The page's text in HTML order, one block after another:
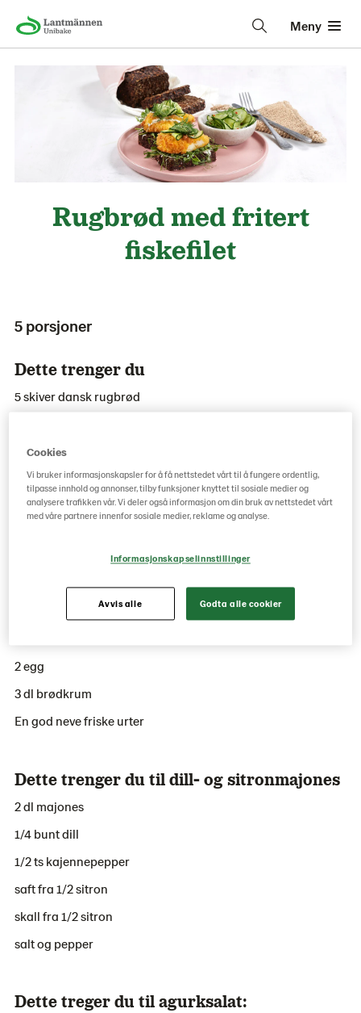
Meny
Rugbrød med fritert
fiskefilet
5 porsjoner
Dette trenger du
5 skiver dansk rugbrød
250 gram agurk salat
100 gram dill- og sitronmajones
Ertespirer og dill
Dette trenger du til panert fisk
650 gram fiskefilet av hvit fisk
2 egg
3 dl brødkrum
En god neve friske urter
Dette trenger du til dill- og sitronmajones
2 dl majones
1/4 bunt dill
1/2 ts kajennepepper
saft fra 1/2 sitron
skall fra 1/2 sitron
salt og pepper
Dette treger du til agurksalat:
Cookies
Vi bruker informasjonskapsler for å få nettstedet vårt til å fungere ordentlig,
tilpasse innhold og annonser, tilby funksjoner knyttet til sosiale medier og
analysere trafikken vår. Vi deler også informasjon om din bruk av nettstedet vårt
med våre partnere innenfor sosiale medier, reklame og analyse.
Informasjonskapselinnstillinger
Avvis alle Godta alle cookier